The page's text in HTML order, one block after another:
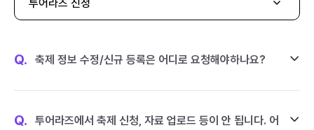
투어라즈 신청
Q. 축제 정보 수정/신규 등록은 어디로 요청해야하나요?
Q.
투어라즈에서 축제 신청, 자료 업로드 등이 안 됩니다. 어